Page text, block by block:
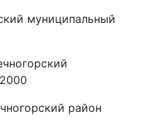
муниципальный
район